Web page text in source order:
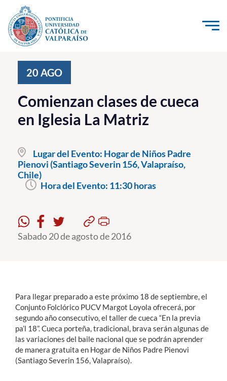
Click acá para ir directamente al contenido
Investigación, Creación e Innovación
PUCV Internacional
Vinculación con el Medio
Admisión
Pregrado
Formación Continua
Funcionarios
Alumni
English
20 AGO
Comienzan clases de cueca
en Iglesia La Matriz
Lugar del Evento: Hogar de Niños Padre
Pienovi (Santiago Severin 156, Valapraíso,
Chile)
Hora del Evento: 11:30 horas
Sabado 20 de agosto de 2016
Para llegar preparado a este próximo 18 de septiembre, el
Conjunto Folclórico PUCV Margot Loyola ofrecerá, por
segundo año consecutivo, el taller de cueca “En la previa
pa’l 18”. Cueca porteña, tradicional, brava serán algunas de
las variaciones del baile nacional que se podrán aprender
de manera gratuita en Hogar de Niños Padre Pienovi
(Santiago Severin 156, Valapraíso).